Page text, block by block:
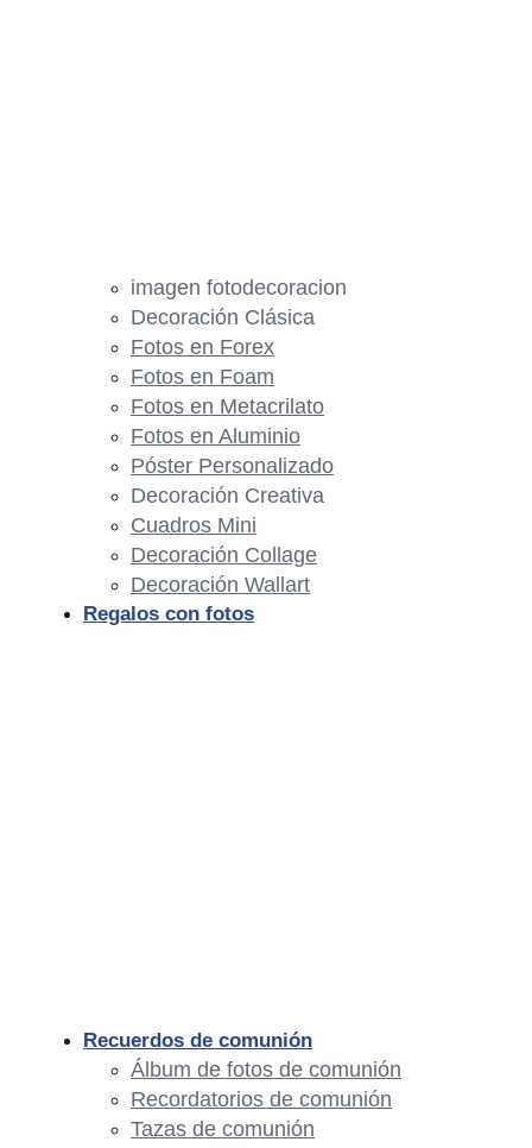
imagen fotodecoracion
Decoración Clásica
Fotos en Forex
Fotos en Foam
Fotos en Metacrilato
Fotos en Aluminio
Póster Personalizado
Decoración Creativa
Cuadros Mini
Decoración Collage
Decoración Wallart
Regalos con fotos
Recuerdos de comunión
Álbum de fotos de comunión
Recordatorios de comunión
Tazas de comunión